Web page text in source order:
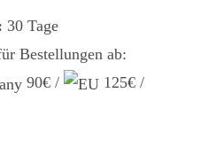
30 Tage
Bestellungen ab:
90€ /
125€ /